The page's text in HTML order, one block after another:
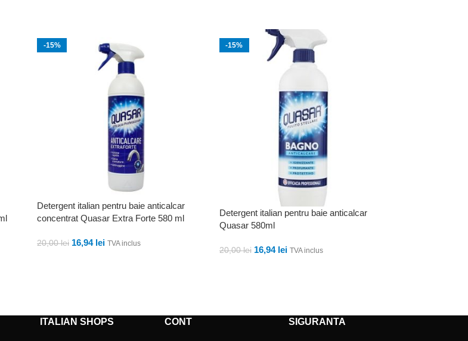
-15%
Detergent italian pentru baie anticalcar
concentrat Quasar Extra Forte 580 ml
20,00lei 16,94 lei TVA inclus
-15%
Detergent italian pentru baie anticalcar
Quasar 580ml
20,00lei 16,94 lei TVA inclus
ITALIAN SHOPS CONT SIGURANTA